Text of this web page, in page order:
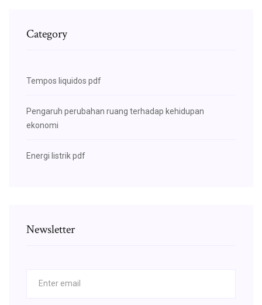
Category
Tempos liquidos pdf
Pengaruh perubahan ruang terhadap kehidupan
ekonomi
Energi listrik pdf
Newsletter